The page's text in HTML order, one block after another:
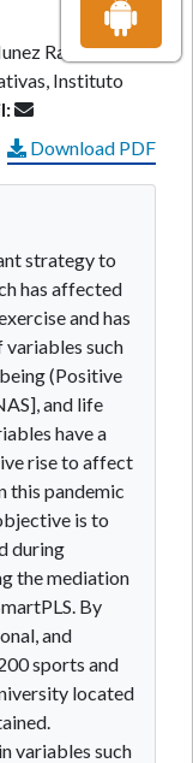
Ramirez,
Instituto
Download PDF
strategy to
has affected
and has
variables such
(Positive
and life
have a
rise to affect
this pandemic
is to
during
the mediation
By
and
sports and
located
variables such